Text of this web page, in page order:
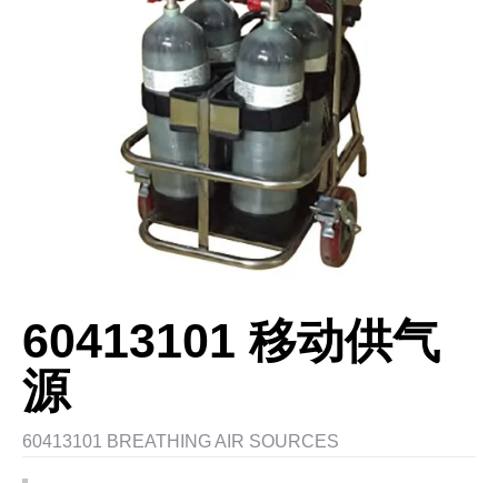
60413101 移动供气
源
60413101 BREATHING AIR SOURCES